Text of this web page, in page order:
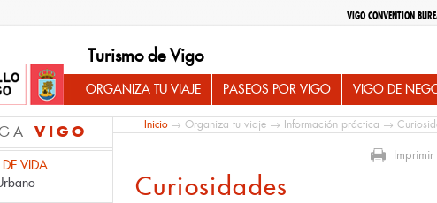
VIGO CONVENTION
Turismo de Vigo
ORGANIZA TU VIAJE PASEOS POR VIGO VIGO DE
VIGO
VIDA
Inicio→ Organiza tu viaje → Información práctica →
Imprimir
Curiosidades